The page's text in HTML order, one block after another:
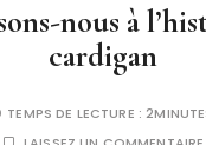
nous à
cardigan
TEMPS DE LECTURE :